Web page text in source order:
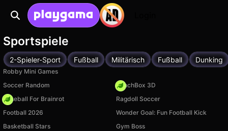
Sportspiele
2-Spieler-Sport Fußball Militärisch Fußball Dunking
Robby Mini Games
Soccer Random
PunchBox 3D
Baseball For Brainrot
Ragdoll Soccer
Football 2026
Wonder Goal: Fun Football Kick
Basketball Stars
Gym Boss